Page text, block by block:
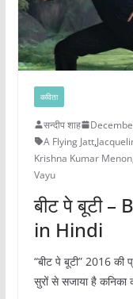
कविता
सन्दीप शाह
A Flying Jatt,
Krishna Kumar Menon,
Vayu
बीट पे बूटी
in Hindi
“बीट पे बूटी” 2016 की
सुरों से सजाया है कनिका